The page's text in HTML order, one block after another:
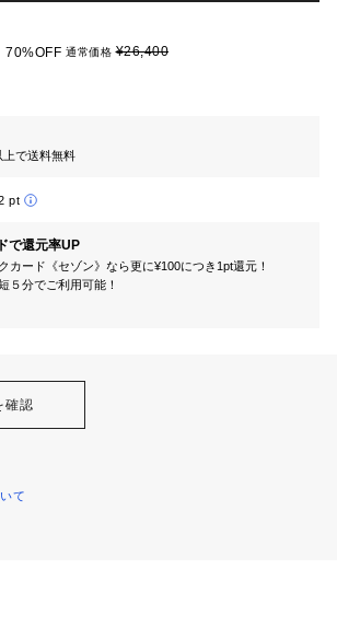
70%OFF 通常価格¥26,400
上で送料無料
pt
で還元率UP
カード《セゾン》なら更に¥100につき1pt還元！
５分でご利用可能！
確認
て